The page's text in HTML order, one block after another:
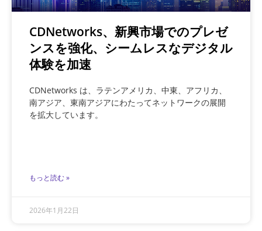
CDNetworks、新興市場でのプレゼ
ンスを強化、シームレスなデジタル
体験を加速
CDNetworks は、ラテンアメリカ、中東、アフリカ、
南アジア、東南アジアにわたってネットワークの展開
を拡大しています。
もっと読む »
2026年1月22日